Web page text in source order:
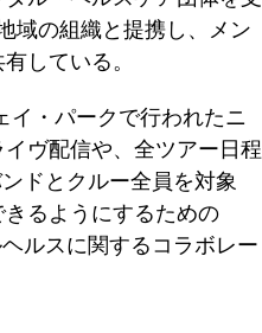
域の組織と提携し、メン
している。
イ・パークで行われたニ
ヴ配信や、全ツアー日程
ドとクルー全員を対象
るようにするための
ルスに関するコラボレー